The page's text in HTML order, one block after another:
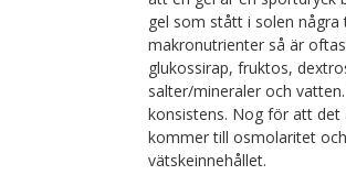
gel som stått i solen
makronutrienter så är
glukossirap, fruktos,
salter/mineraler och
konsistens. Nog för att
kommer till osmolaritet
vätskeinnehållet.